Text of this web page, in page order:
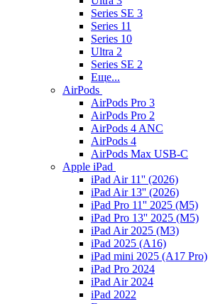
Series SE 3
Series 11
Series 10
Ultra 2
Series SE 2
Еще...
AirPods
AirPods Pro 3
AirPods Pro 2
AirPods 4 ANC
AirPods 4
AirPods Max USB-C
Apple iPad
iPad Air 11'' (2026)
iPad Air 13'' (2026)
iPad Pro 11'' 2025 (M5)
iPad Pro 13'' 2025 (M5)
iPad Air 2025 (M3)
iPad 2025 (A16)
iPad mini 2025 (A17 Pro)
iPad Pro 2024
iPad Air 2024
iPad 2022